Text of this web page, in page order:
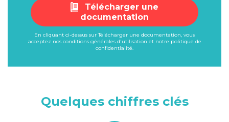
documentation
En cliquant ci-dessus sur Télécharger une documentation, vous
acceptez nos conditions générales d'utilisation et notre politique de
confidentialité.
Quelques chiffres clés